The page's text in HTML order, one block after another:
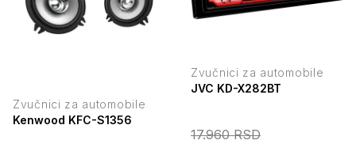
Zvučnici za automobile
Kenwood KFC-S1356
Zvučnici za automobile
JVC KD-X282BT
17.960RSD